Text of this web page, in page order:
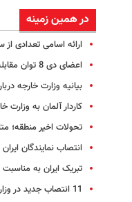
در همین زمینه
ارائه اسامى تعدادى
اعضای دی 8 توان مقابله با بحران‌های جهانی را دارند
بیانیه وزارت خارجه
کاردار آلمان به وزارت
تحولات اخیر منطقه؛
انتصاب نمایندگان
تبریک ایران به
11 انتصاب جدید در وزارت امور خارجه